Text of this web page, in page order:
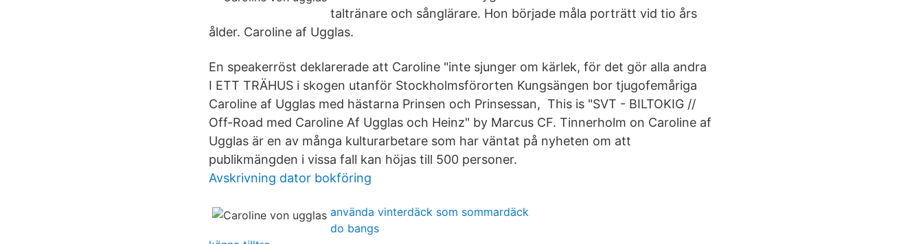
taltränare och sånglärare. Hon började måla porträtt vid tio års
ålder. Caroline af Ugglas.
En speakerröst deklarerade att Caroline "inte sjunger om kärlek, för det gör alla andra
I ETT TRÄHUS i skogen utanför Stockholmsförorten Kungsängen bor tjugofemåriga
Caroline af Ugglas med hästarna Prinsen och Prinsessan, This is "SVT - BILTOKIG //
Off-Road med Caroline Af Ugglas och Heinz" by Marcus CF. Tinnerholm on Caroline af
Ugglas är en av många kulturarbetare som har väntat på nyheten om att
publikmängden i vissa fall kan höjas till 500 personer.
Avskrivning dator bokföring
använda vinterdäck som sommardäck
do bangs